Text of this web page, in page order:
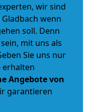
wir sind
wenn
soll. Denn
mit uns als
Sie uns nur
erhalten
Angebote von
garantieren